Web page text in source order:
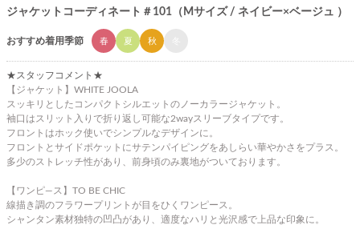
ジャケットコーディネート＃101（Mサイズ / ネイビー×ベージュ ）
おすすめ着用季節 春 夏 秋
★スタッフコメント★
【ジャケット】WHITE JOOLA
スッキリとしたコンパクトシルエットのノーカラージャケット。
袖口はスリット入りで折り返し可能な2wayスリーブタイプです。
フロントはホック使いでシンプルなデザインに。
フロントとサイドポケットにサテンパイピングをあしらい華やかさをプラス。
多少のストレッチ性があり、前身頃のみ裏地がついております。
【ワンピ―ス】TO BE CHIC
線描き調のフラワープリントが目をひくワンピース。
シャンタン素材独特の凹凸があり、適度なハリと光沢感で上品な印象に。